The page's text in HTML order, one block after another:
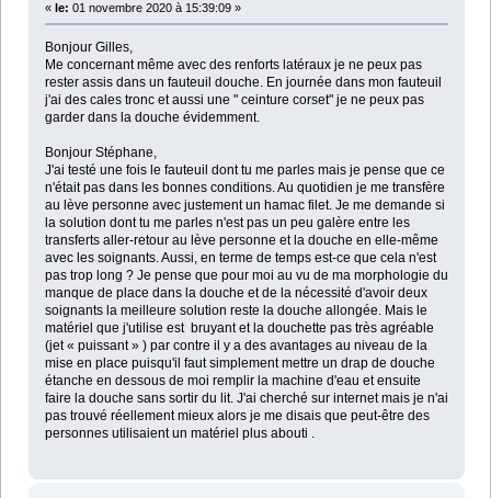
« le: 01 novembre 2020 à 15:39:09 »
Bonjour Gilles,
Me concernant même avec des renforts latéraux je ne peux pas
rester assis dans un fauteuil douche. En journée dans mon fauteuil
j'ai des cales tronc et aussi une " ceinture corset" je ne peux pas
garder dans la douche évidemment.
Bonjour Stéphane,
J'ai testé une fois le fauteuil dont tu me parles mais je pense que ce
n'était pas dans les bonnes conditions. Au quotidien je me transfère
au lève personne avec justement un hamac filet. Je me demande si
la solution dont tu me parles n'est pas un peu galère entre les
transferts aller-retour au lève personne et la douche en elle-même
avec les soignants. Aussi, en terme de temps est-ce que cela n'est
pas trop long ? Je pense que pour moi au vu de ma morphologie du
manque de place dans la douche et de la nécessité d'avoir deux
soignants la meilleure solution reste la douche allongée. Mais le
matériel que j'utilise est bruyant et la douchette pas très agréable
(jet « puissant » ) par contre il y a des avantages au niveau de la
mise en place puisqu'il faut simplement mettre un drap de douche
étanche en dessous de moi remplir la machine d'eau et ensuite
faire la douche sans sortir du lit. J'ai cherché sur internet mais je n'ai
pas trouvé réellement mieux alors je me disais que peut-être des
personnes utilisaient un matériel plus abouti .